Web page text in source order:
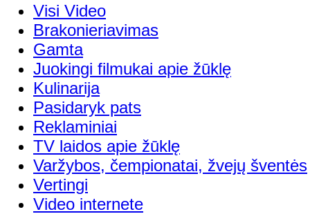
Visi Video
Brakonieriavimas
Gamta
Juokingi filmukai apie žūklę
Kulinarija
Pasidaryk pats
Reklaminiai
TV laidos apie žūklę
Varžybos, čempionatai, žvejų šventės
Vertingi
Video internete